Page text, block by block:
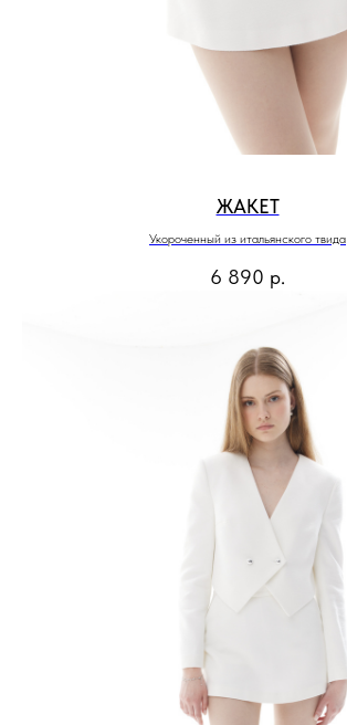
ЖАКЕТ
Укороченный из итальянского твида
6 890 р.